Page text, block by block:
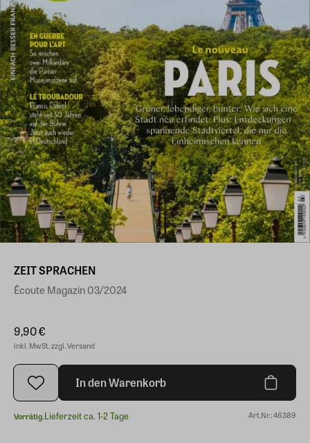
ZEIT SPRACHEN
Écoute Magazin 03/2024
9,90 €
inkl. MwSt. zzgl. Versand
In den Warenkorb
Vorrätig.Lieferzeit ca. 1-2 Tage Art.Nr.: 46389